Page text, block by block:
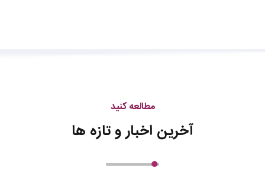
مطالعه کنید
آخرین اخبار و تازه ها